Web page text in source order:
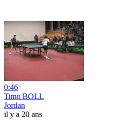
0:46
Timo BOLL
Jordan
il y a 20 ans